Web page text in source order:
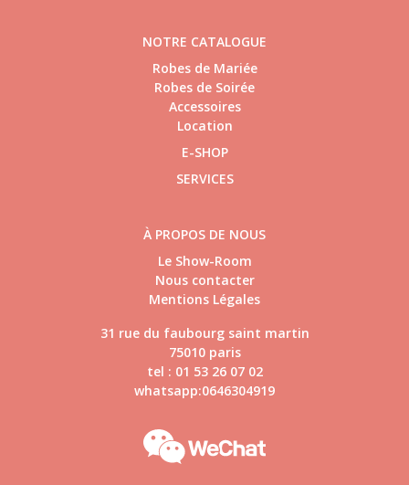
NOTRE CATALOGUE
Robes de Mariée
Robes de Soirée
Accessoires
Location
E-SHOP
SERVICES
À PROPOS DE NOUS
Le Show-Room
Nous contacter
Mentions Légales
31 rue du faubourg saint martin
75010 paris
tel : 01 53 26 07 02
whatsapp:0646304919